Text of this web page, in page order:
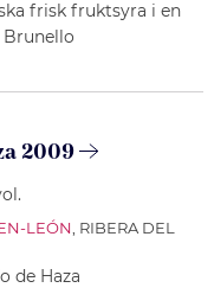
frisk fruktsyra i en
Brunello
2009
LEÓN , RIBERA DEL
de Haza